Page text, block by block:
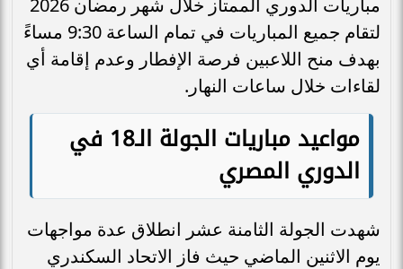
لتقام جميع المباريات في تمام الساعة 9:30 مساءً
بهدف منح اللاعبين فرصة الإفطار وعدم إقامة أي
لقاءات خلال ساعات النهار.
مواعيد مباريات الجولة الـ18 في
الدوري المصري
شهدت الجولة الثامنة عشر انطلاق عدة مواجهات
يوم الاثنين الماضي حيث فاز الاتحاد السكندري